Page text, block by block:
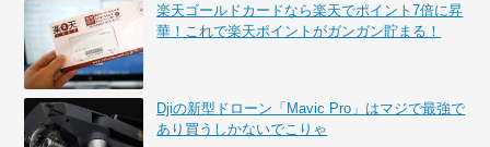
楽天ゴールドカードなら楽天でポイント7倍に昇
華！これで楽天ポイントがガンガン貯まる！
Djiの新型ドローン「Mavic Pro」はマジで最強で
あり買うしかないでこりゃ